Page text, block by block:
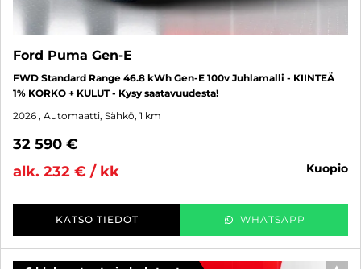
Ford Puma Gen-E
FWD Standard Range 46.8 kWh Gen-E 100v Juhlamalli - KIINTEÄ
1% KORKO + KULUT - Kysy saatavuudesta!
2026 , Automaatti, Sähkö, 1 km
32 590 €
alk. 232 € / kk
kuopio
KATSO TIEDOT WHATSAPP